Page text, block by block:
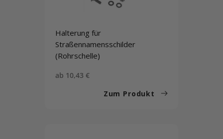
Halterung für
Straßennamensschilder
(Rohrschelle)
Sonderpreis
ab 10,43 €
Zum Produkt